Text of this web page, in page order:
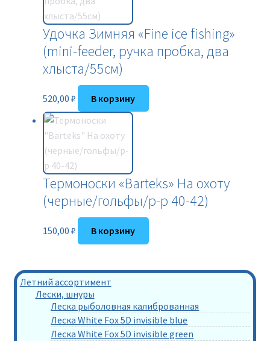
Удочка Зимняя «Fine ice fishing»
(mini-feeder, ручка пробка, два
хлыста/55см)
520,00 ₽ В корзину
Термоноски «Barteks» На охоту
(черные/гольфы/р-р 40-42)
150,00 ₽ В корзину
Летний ассортимент
Лески, шнуры
Леска рыболовная калиброванная
Леска White Fox 5D invisible blue
Леска White Fox 5D invisible green